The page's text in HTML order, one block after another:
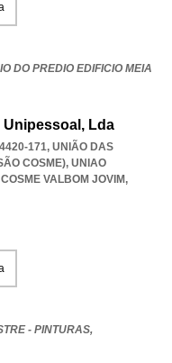
DO PREDIO EDIFICIO MEIA
Lda
171, UNIÃO DAS
COSME), UNIAO
VALBOM JOVIM,
- PINTURAS,